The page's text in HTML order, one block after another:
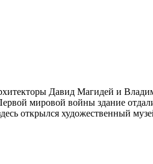
Давид Магидей и
мировой войны здание
открылся художественный